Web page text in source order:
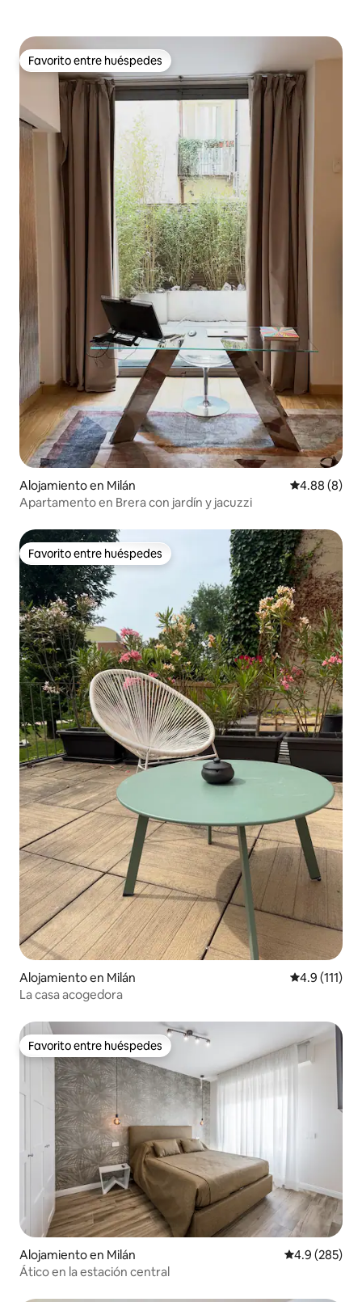
Favorito entre huéspedes
Favorito entre huéspedes
Alojamiento en Milán Calificación
4.88 (8)
Apartamento en Brera con jardín y jacuzzi
Favorito entre huéspedes
Favorito entre huéspedes
Alojamiento en Milán Calificación
4.9 (111)
La casa acogedora
Favorito entre huéspedes
Favorito entre huéspedes
Alojamiento en Milán Calificación
4.9 (285)
Ático en la estación central